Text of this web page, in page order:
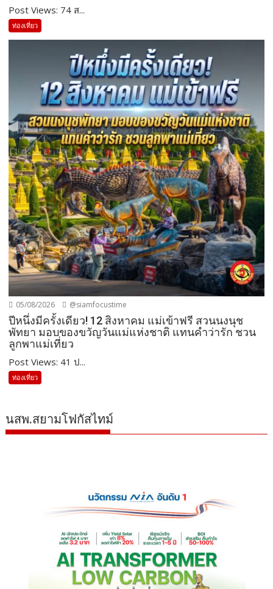
Post Views: 74 ส...
ท่องเที่ยว
05/08/2026 @siamfocustime
ปีหนึ่งมีครั้งเดียว! 12 สิงหาคม แม่เข้าฟรี สวนนงนุช
พัทยา มอบของขวัญวันแม่แห่งชาติ แทนคำว่ารัก ชวน
ลูกพาแม่เที่ยว
Post Views: 41 ป...
ท่องเที่ยว
นสพ.สยามโฟกัสไทม์